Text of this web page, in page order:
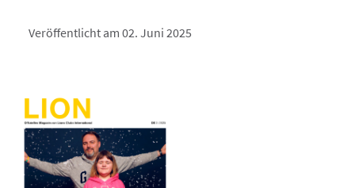
Veröffentlicht am 02. Juni 2025